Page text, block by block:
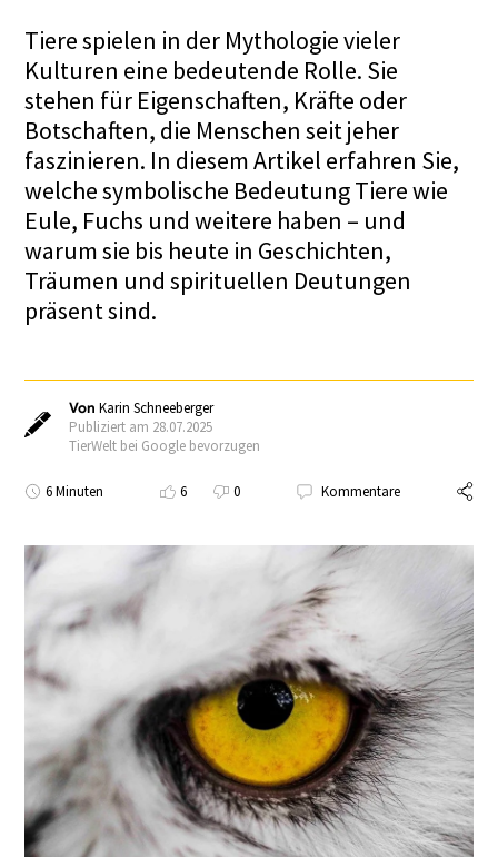
Tiere spielen in der Mythologie vieler
Kulturen eine bedeutende Rolle. Sie
stehen für Eigenschaften, Kräfte oder
Botschaften, die Menschen seit jeher
faszinieren. In diesem Artikel erfahren Sie,
welche symbolische Bedeutung Tiere wie
Eule, Fuchs und weitere haben – und
warum sie bis heute in Geschichten,
Träumen und spirituellen Deutungen
präsent sind.
VonKarin Schneeberger
Publiziert am 28.07.2025
TierWelt bei Google bevorzugen
6 Minuten 6 0 Kommentare